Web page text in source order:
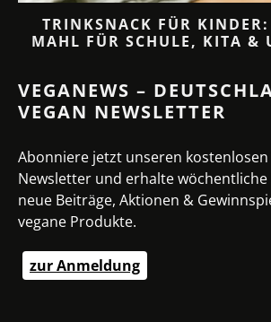
TRINKSNACK FÜR KINDER:
MAHL FÜR SCHULE, KITA &
VEGANEWS –
VEGAN NEWSLETTER
Abonniere jetzt unseren kostenlosen
Newsletter und erhalte
neue Beiträge, Aktionen &
vegane Produkte.
zur Anmeldung